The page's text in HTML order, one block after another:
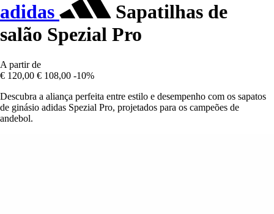
adidas
Sapatilhas de
salão Spezial Pro
A partir de
€ 120,00 € 108,00 -10%
Descubra a aliança perfeita entre estilo e desempenho com os sapatos
de ginásio adidas Spezial Pro, projetados para os campeões de
andebol.